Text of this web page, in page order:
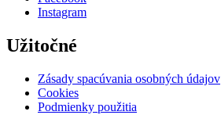
Instagram
Užitočné
Zásady spacúvania osobných údajov
Cookies
Podmienky použitia